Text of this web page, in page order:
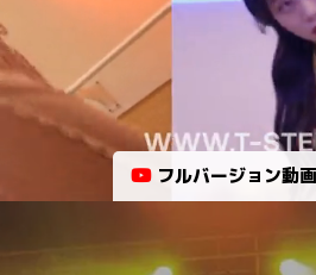
フルバージョン動